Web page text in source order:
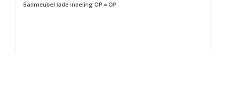
Badmeubel lade indeling OP = OP